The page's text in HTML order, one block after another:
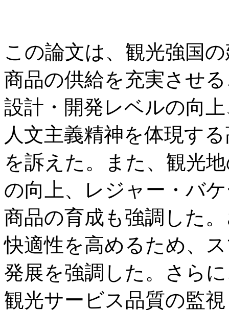
この論文は、観光強国
商品の供給を充実させ
設計・開発レベルの向
人文主義精神を体現す
を訴えた。また、観光
の向上、レジャー・バ
商品の育成も強調した
快適性を高めるため、
発展を強調した。さら
観光サービス品質の監